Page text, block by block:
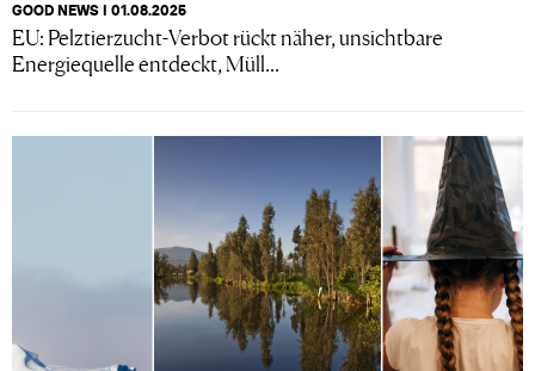
GOOD NEWS I 01.08.2025
EU: Pelztierzucht-Verbot rückt näher, unsichtbare
Energiequelle entdeckt, Müll...